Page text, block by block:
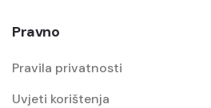
Pravno
Pravila privatnosti
Uvjeti korištenja